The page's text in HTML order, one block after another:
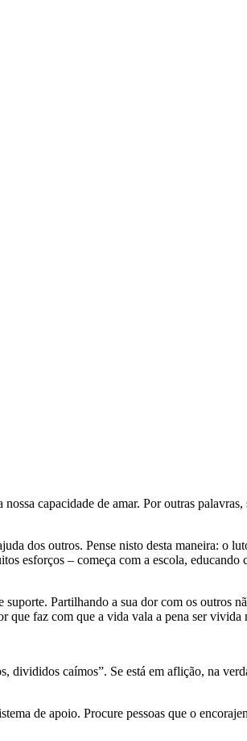
capacidade de amar. Por outras
dos outros. Pense nisto desta maneira:
esforços – começa com a escola,
Partilhando a sua dor com os outros
que faz com que a vida vala a pena ser vivida
caímos”. Se está em aflição, na
de apoio. Procure pessoas que o